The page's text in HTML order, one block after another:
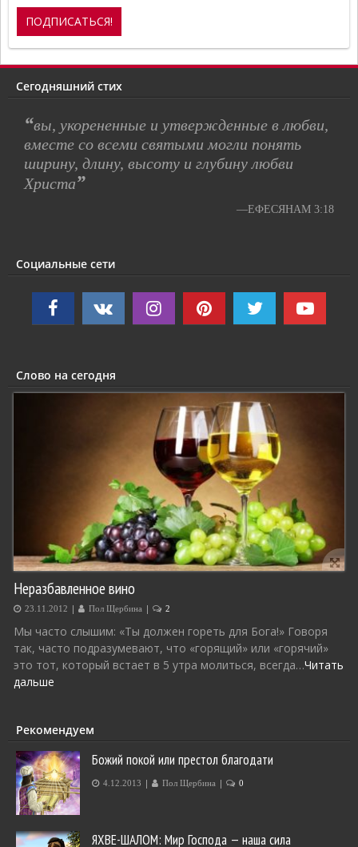
Сегодняшний стих
“вы, укорененные и утвержденные в любви,
вместе со всеми святыми могли понять
ширину, длину, высоту и глубину любви
Христа”
—ЕФЕСЯНАМ 3:18
Социальные сети
Слово на сегодня
Неразбавленное вино
23.11.2012 | Пол Щербина | 2
Мы часто слышим: «Ты должен гореть для Бога!» Говоря
так, часто подразумевают, что «горящий» или «горячий»
это тот, который встает в 5 утра молиться, всегда…Читать
дальше
Рекомендуем
Божий покой или престол благодати
4.12.2013 | Пол Щербина | 0
ЯХВЕ-ШАЛОМ: Мир Господа — наша сила